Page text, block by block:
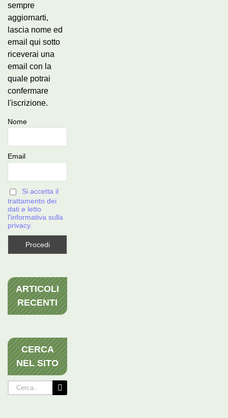
sempre
aggiornarti,
lascia nome ed
email qui sotto
riceverai una
email con la
quale potrai
confermare
l'iscrizione.
Nome
Email
Si accetta il
trattamento dei
dati e letto
l'informativa sulla
privacy.
ARTICOLI
RECENTI
CERCA
NEL SITO
Cerca
per: